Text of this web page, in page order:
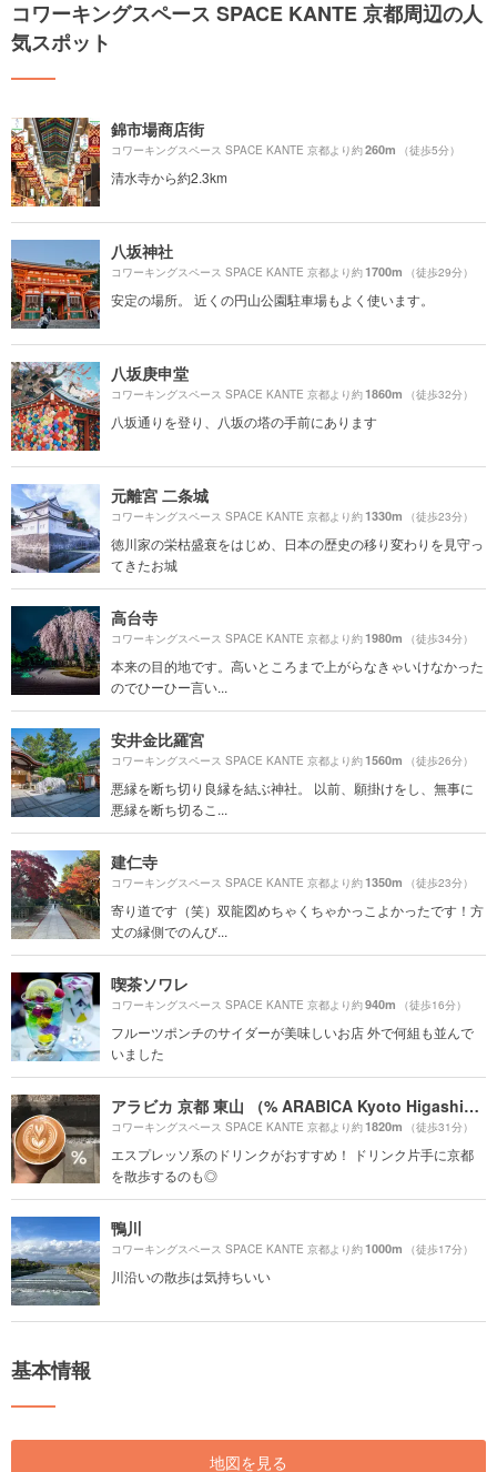
コワーキングスペース SPACE KANTE 京都周辺の人
気スポット
錦市場商店街
コワーキングスペース SPACE KANTE 京都より約260m （徒歩5分）
清水寺から約2.3km
八坂神社
コワーキングスペース SPACE KANTE 京都より約1700m （徒歩29分）
安定の場所。 近くの円山公園駐車場もよく使います。
八坂庚申堂
コワーキングスペース SPACE KANTE 京都より約1860m （徒歩32分）
八坂通りを登り、八坂の塔の手前にあります
元離宮 二条城
コワーキングスペース SPACE KANTE 京都より約1330m （徒歩23分）
徳川家の栄枯盛衰をはじめ、日本の歴史の移り変わりを見守っ
てきたお城
高台寺
コワーキングスペース SPACE KANTE 京都より約1980m （徒歩34分）
本来の目的地です。高いところまで上がらなきゃいけなかった
のでひーひー言い...
安井金比羅宮
コワーキングスペース SPACE KANTE 京都より約1560m （徒歩26分）
悪縁を断ち切り良縁を結ぶ神社。 以前、願掛けをし、無事に
悪縁を断ち切るこ...
建仁寺
コワーキングスペース SPACE KANTE 京都より約1350m （徒歩23分）
寄り道です（笑）双龍図めちゃくちゃかっこよかったです！方
丈の縁側でのんび...
喫茶ソワレ
コワーキングスペース SPACE KANTE 京都より約940m （徒歩16分）
フルーツポンチのサイダーが美味しいお店 外で何組も並んで
いました
アラビカ 京都 東山 （% ARABICA Kyoto Higashiyama）
コワーキングスペース SPACE KANTE 京都より約1820m （徒歩31分）
エスプレッソ系のドリンクがおすすめ！ ドリンク片手に京都
を散歩するのも◎
鴨川
コワーキングスペース SPACE KANTE 京都より約1000m （徒歩17分）
川沿いの散歩は気持ちいい
基本情報
地図を見る